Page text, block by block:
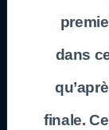
dans
finale.